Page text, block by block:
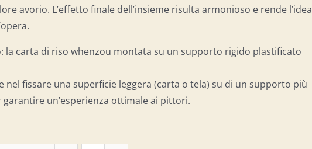
avorio. L’effetto finale dell’insieme risulta armonioso e rende l’idea
carta di riso whenzou montata su un supporto rigido plastificato
nel fissare una superficie leggera (carta o tela) su di un supporto più
un’esperienza ottimale ai pittori.